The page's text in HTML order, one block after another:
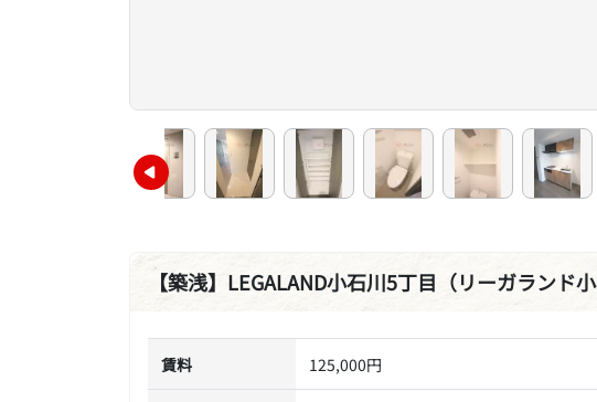
【築浅】LEGALAND小石川5丁目（リーガランド
賃料 125,000円